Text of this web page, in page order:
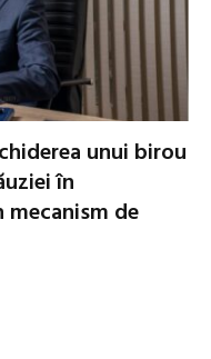
unui birou
în
mecanism de